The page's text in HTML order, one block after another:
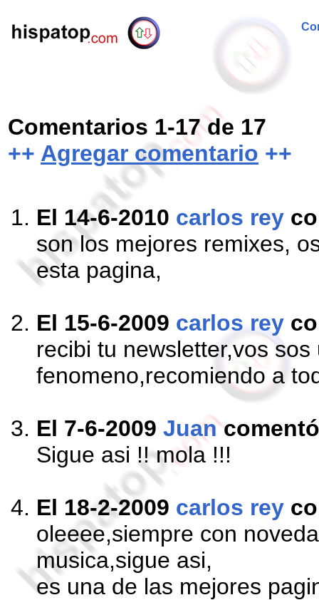
Comentarios 1-17 de 17
++ Agregar comentario ++
El 14-6-2010 carlos rey
son los mejores remixes,
esta pagina,
El 15-6-2009 carlos rey
recibi tu newsletter,vos sos
fenomeno,recomiendo a
El 7-6-2009 Juancomentó
Sigue asi !! mola !!!
El 18-2-2009 carlos rey
oleeee,siempre con
musica,sigue asi,
es una de las mejores